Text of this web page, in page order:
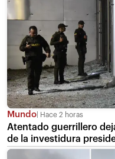
Mundo Hace 2 horas
Atentado guerrillero
de la investidura